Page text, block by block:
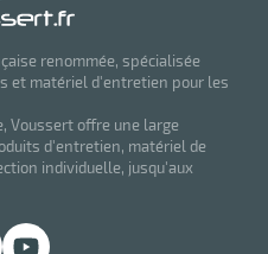
renommée, spécialisée
et matériel d'entretien pour les
Voussert offre une large
d'entretien, matériel de
individuelle, jusqu'aux